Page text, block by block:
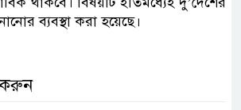
ব্যবস্থা করা হয়েছে।
করুন